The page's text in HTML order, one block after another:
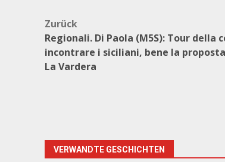
Beitragsnavigation
Zurück
Regionali. Di Paola (M5S): Tour della
incontrare i siciliani, bene la
La Vardera
VERWANDTE GESCHICHTEN